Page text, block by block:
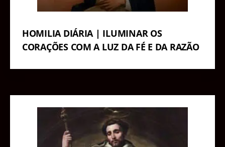
HOMILIA DIÁRIA | ILUMINAR OS
CORAÇÕES COM A LUZ DA FÉ E DA RAZÃO